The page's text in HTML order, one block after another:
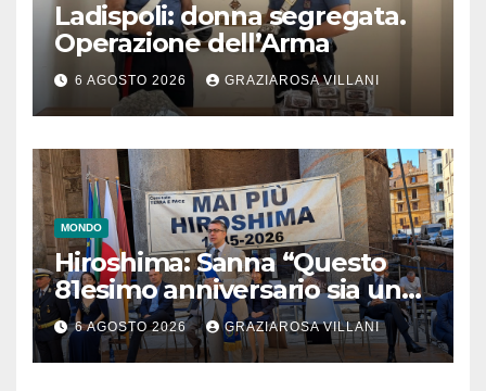
Ladispoli: donna segregata.
Operazione dell’Arma
6 AGOSTO 2026 GRAZIAROSA VILLANI
MONDO
Hiroshima: Sanna “Questo
81esimo anniversario sia un
monito per tutti”
6 AGOSTO 2026 GRAZIAROSA VILLANI